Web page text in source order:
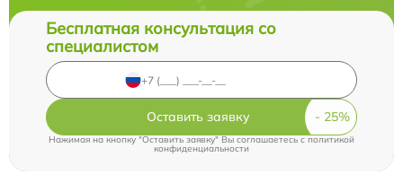
Бесплатная консультация со
специалистом
Оставить заявку
Нажимая на кнопку "Оставить заявку" Вы соглашаетесь c политикой
конфиденциальности